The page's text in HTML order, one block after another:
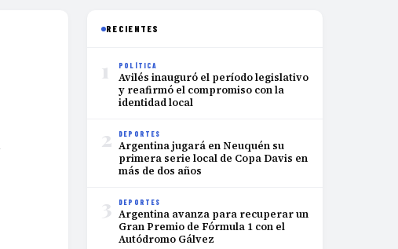
RECIENTES
1 POLÍTICA
Avilés inauguró el período legislativo
y reafirmó el compromiso con la
identidad local
2 DEPORTES
Argentina jugará en Neuquén su
primera serie local de Copa Davis en
más de dos años
3 DEPORTES
Argentina avanza para recuperar un
Gran Premio de Fórmula 1 con el
Autódromo Gálvez